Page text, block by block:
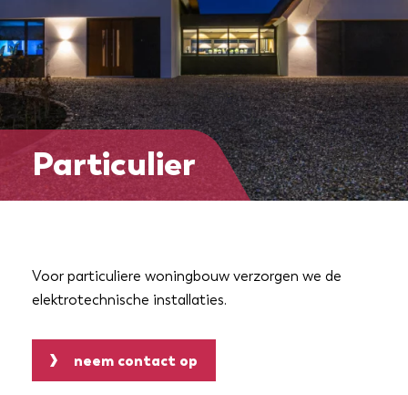
vacatures
dealer login
meld storing
nieuws
Particulier
Voor particuliere woningbouw verzorgen we de
elektrotechnische installaties.
neem contact op